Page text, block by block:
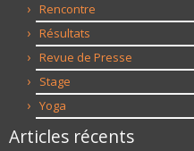
Rencontre
Résultats
Revue de Presse
Stage
Yoga
Articles récents